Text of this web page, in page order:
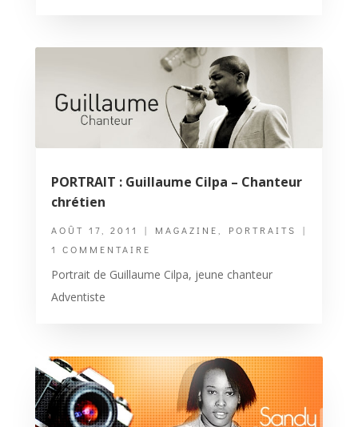
PORTRAIT : Guillaume Cilpa – Chanteur
chrétien
AOÛT 17, 2011 | MAGAZINE, PORTRAITS
|
1 COMMENTAIRE
Portrait de Guillaume Cilpa, jeune chanteur
Adventiste